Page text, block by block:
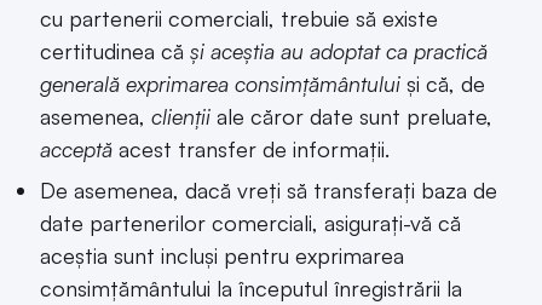
cu partenerii comerciali, trebuie să existe
certitudinea că și aceștia au adoptat ca practică
generală exprimarea consimțământului și că, de
asemenea, clienții ale căror date sunt preluate,
acceptă acest transfer de informații.
De asemenea, dacă vreți să transferați baza de
date partenerilor comerciali, asigurați-vă că
aceștia sunt incluși pentru exprimarea
consimțământului la începutul înregistrării la